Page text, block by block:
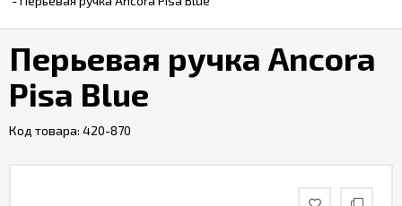
Возврат
Обзоры
ручек
Контакты
Перьевая ручка Ancora
Pisa Blue
Код товара: 420-870